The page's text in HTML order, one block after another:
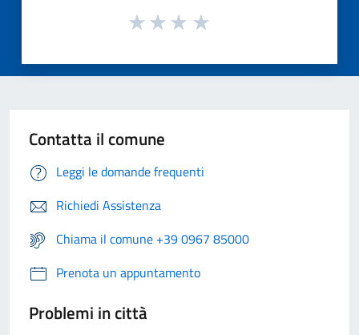
Contatta il comune
Leggi le domande frequenti
Richiedi Assistenza
Chiama il comune +39 0967 85000
Prenota un appuntamento
Problemi in città